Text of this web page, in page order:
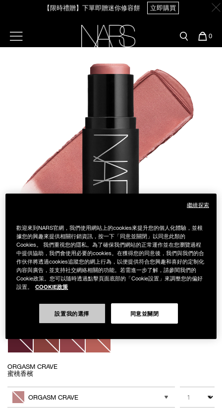
【限時禮贈】下單即贈迷你修容餅 立即購買
新客首購輸＜WELCOME＞享9折
選單"
您
0
官網最新活動
預約金曲獎妝容
新客專屬優惠
舊客回購禮遇
彩盤及禮盒組
彩妝服務
彩妝專欄
Details
/zh/
NAC349高調炫色眼頰棒
NT$1,400
ORGASM CRAVE
蜜桃香檳
to
cart
options
Actions
其他色系
ORGASM CRAVE
數量
歡迎來到NARS官網，我們使用網站上的cookies來提升您的個人化體驗，並根
據您的興趣來提供相關行銷資訊，按一下「同意並關閉」以同意此類的
Cookies。 我們重視您的隱私。為了確保我們網站的正常運作並在您瀏覽過程
中提供協助，我們會使用必要的cookies。在獲得您的同意後，我們與我們的合
作伙伴將透過cookies追蹤您的網上行為，以便提供符合您興趣和喜好的定制化
內容與廣告，並支持社交網絡相關的功能。若需進一步了解，請參閱我們的
Cookie政策。您可以隨時透過點擊頁面底部的「Cookie設置」來調整您的偏好
設置。
COOKIE政策
設置我的選擇 同意並關閉
繼續探索